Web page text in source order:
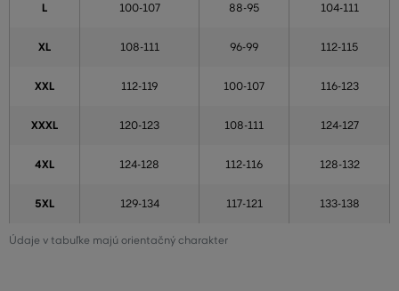
Údaje v tabuľke majú orientačný charakter
L 100-107 88-95 104-111
XL 108-111 96-99 112-115
XXL 112-119 100-107 116-123
XXXL 120-123 108-111 124-127
4XL 124-128 112-116 128-132
5XL 129-134 117-121 133-138